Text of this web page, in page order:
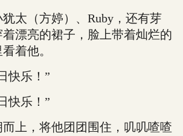
（方婷）、Ruby，还有芽
漂亮的裙子，脸上带着灿烂的
着他。
乐！”
乐！”
，将他团团围住，叽叽喳喳